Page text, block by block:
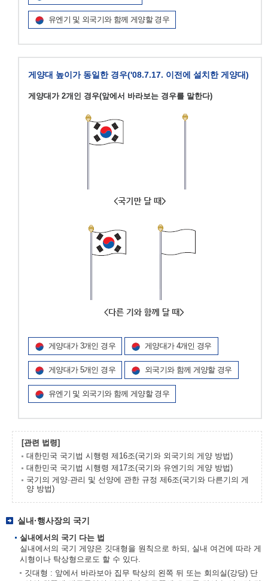
유엔기 및 외국기와 함께 게양할 경우
게양대 높이가 동일한 경우('08.7.17. 이전에 설치한 게양대)
게양대가 2개인 경우(앞에서 바라보는 경우를 말한다)
게양대가 3개인 경우 게양대가 4개인 경우
게양대가 5개인 경우 외국기와 함께 게양할 경우
유엔기 및 외국기와 함께 게양할 경우
[관련 법령]
대한민국 국기법 시행령 제16조(국기와 외국기의 게양 방법)
대한민국 국기법 시행령 제17조(국기와 유엔기의 게양 방법)
국기의 게양·관리 및 선양에 관한 규정 제6조(국기와 다른기의 게
양 방법)
실내·행사장의 국기
실내에서의 국기 다는 법
실내에서의 국기 게양은 깃대형을 원칙으로 하되, 실내 여건에 따라 게
시형이나 탁상형으로도 할 수 있다.
깃대형 : 앞에서 바라보아 집무 탁상의 왼쪽 뒤 또는 회의실(강당) 단